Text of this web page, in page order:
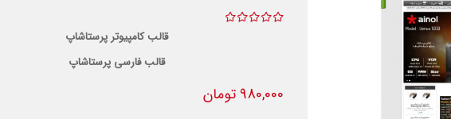
قالب کامپیوتر پرستاشاپ
قالب فارسی پرستاشاپ
980,000 تومان